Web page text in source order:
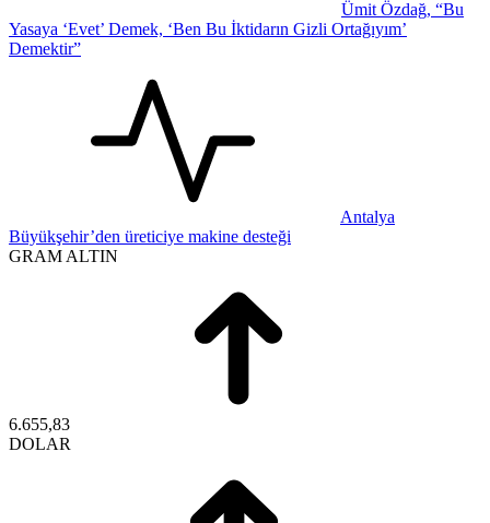
Ümit Özdağ, “Bu
Yasaya ‘Evet’ Demek, ‘Ben Bu İktidarın Gizli Ortağıyım’
Demektir”
Antalya
Büyükşehir’den üreticiye makine desteği
GRAM ALTIN
6.655,83
DOLAR